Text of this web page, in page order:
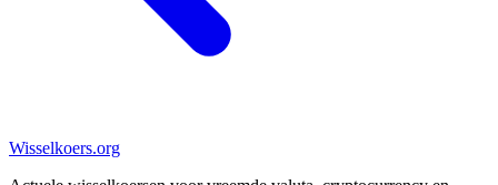
Wisselkoers.org